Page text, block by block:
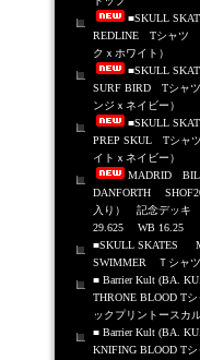
■SKULL
REDLINE Tシャツ
クｘホワイト）
■SKULL
SURF BIRD Tシャ
ンジｘネイビー）
■SKULL
PREP SKUL Tシャ
イトｘネイビー）
MADRID
DANFORTH
入り） 記念デッキ
29.625 WB 16.25
■SKULL SKATES
SWIMMER Ｔシャツ
■ Barrier Kult (BA.
THRONE BLOOD T
ックプリントースカル
■ Barrier Kult (BA.
KNIFING BLOOD T